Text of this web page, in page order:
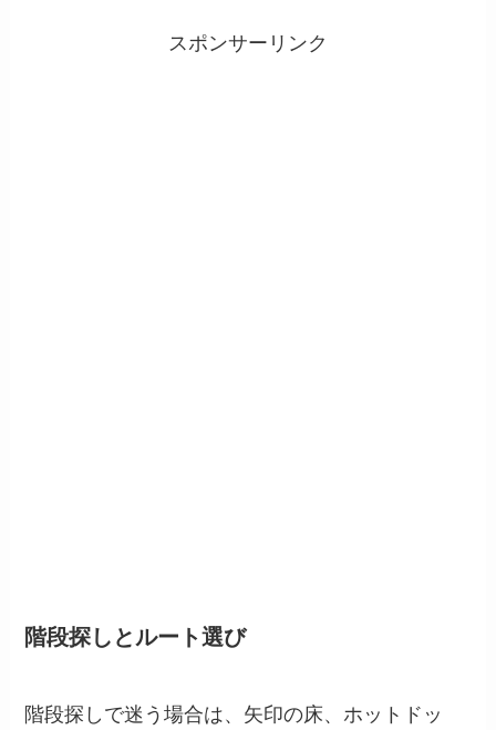
スポンサーリンク
階段探しとルート選び
階段探しで迷う場合は、矢印の床、ホットドッ